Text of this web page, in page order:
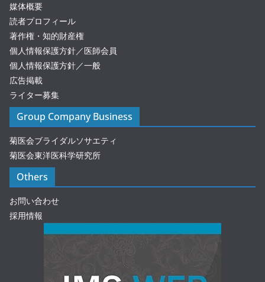
媒体概要
読者プロフィール
著作権・知的財産権
個人情報保護方針／医師会員
個人情報保護方針／一般
広告掲載
ライター募集
Group Company Business
菊医会ブライダルソサエティ
菊医会東洋医科学研究所
Others
お問い合わせ
採用情報